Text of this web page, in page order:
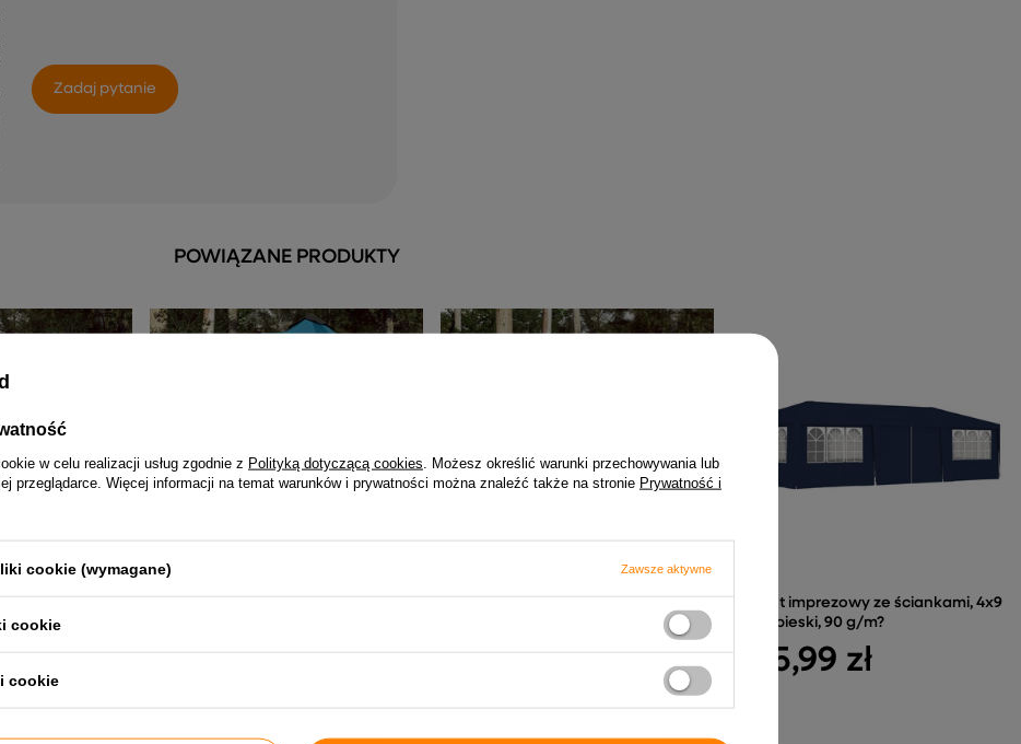
Zadaj pytanie
POWIĄZANE PRODUKTY
Namiot imprezowy ze ściankami, 4x9
m, niebieski, 90 g/m?
945,99 zł
w celu realizacji usług zgodnie z Polityką dotyczącą cookies . Możesz określić warunki przechowywania lub
przeglądarce. Więcej informacji na temat warunków i prywatności można znaleźć także na stronie Prywatność i
cookie (wymagane) Zawsze aktywne
cookie
cookie